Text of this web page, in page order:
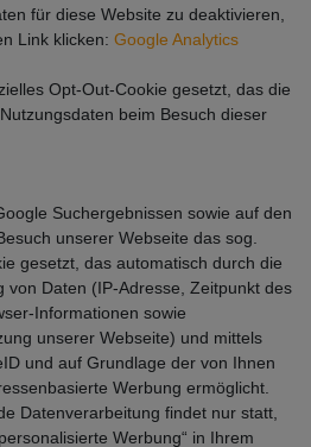
für diese Website zu deaktivieren,
Link klicken: Google Analytics
Opt-Out-Cookie gesetzt, das die
beim Besuch dieser
Suchergebnissen sowie auf den
unserer Webseite das sog.
gesetzt, das automatisch durch die
von Daten (IP-Adresse, Zeitpunkt des
Informationen sowie
unserer Webseite) und mittels
und auf Grundlage der von Ihnen
Werbung ermöglicht.
Datenverarbeitung findet nur statt,
Werbung“ in Ihrem